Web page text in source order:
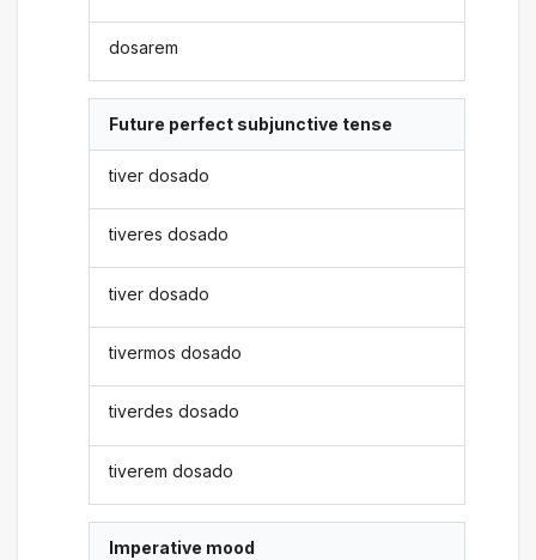
dosarem
Future perfect subjunctive tense
tiver dosado
tiveres dosado
tiver dosado
tivermos dosado
tiverdes dosado
tiverem dosado
Imperative mood